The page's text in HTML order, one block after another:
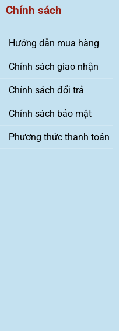
Chính sách
Hướng dẫn mua hàng
Chính sách giao nhận
Chính sách đổi trả
Chính sách bảo mật
Phương thức thanh toán